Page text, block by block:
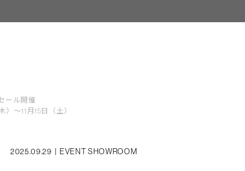
ール開催
）～11月15日（土）
2025.09.29 EVENT SHOWROOM